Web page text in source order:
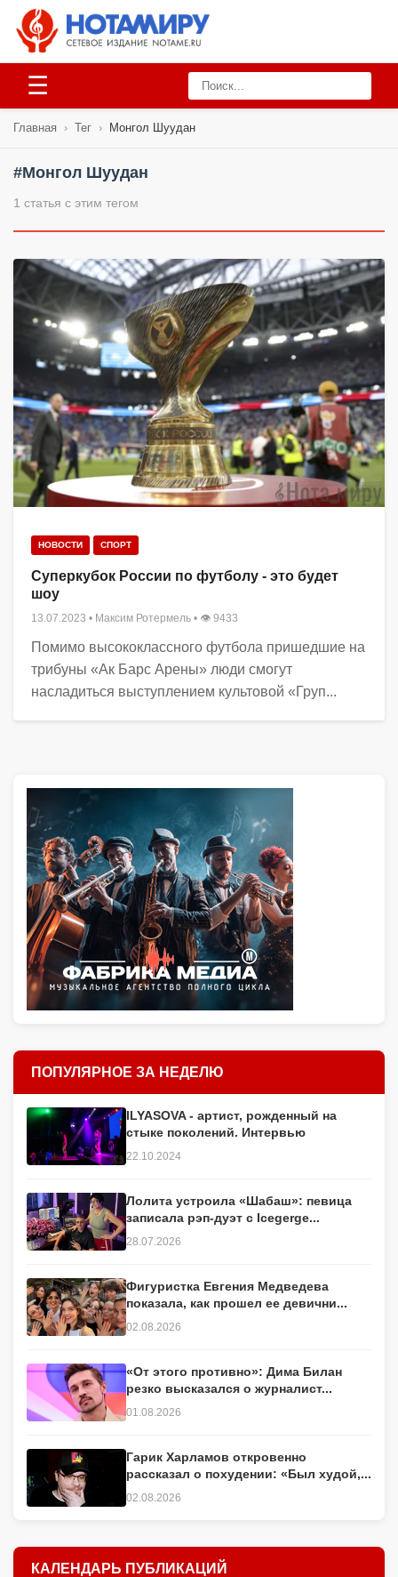
☰
Главная › Тег › Монгол Шуудан
#Монгол Шуудан
1 статья с этим тегом
НОВОСТИ СПОРТ
Суперкубок России по футболу - это будет
шоу
13.07.2023 • Максим Ротермель • 👁 9433
Помимо высококлассного футбола пришедшие на
трибуны «Ак Барс Арены» люди смогут
насладиться выступлением культовой «Груп...
ПОПУЛЯРНОЕ ЗА НЕДЕЛЮ
ILYASOVA - артист, рожденный на
стыке поколений. Интервью
22.10.2024
Лолита устроила «Шабаш»: певица
записала рэп-дуэт с Icegerge...
28.07.2026
Фигуристка Евгения Медведева
показала, как прошел ее девични...
02.08.2026
«От этого противно»: Дима Билан
резко высказался о журналист...
01.08.2026
Гарик Харламов откровенно
рассказал о похудении: «Был худой,...
02.08.2026
КАЛЕНДАРЬ ПУБЛИКАЦИЙ